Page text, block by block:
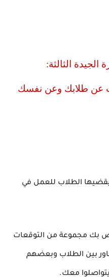
الجيدة الثالثة:
عن طلابك وعن نفسك
الطلاب للعمل في
بك مجموعة من التوقعات
بين الطلاب وبعضهم
معك.